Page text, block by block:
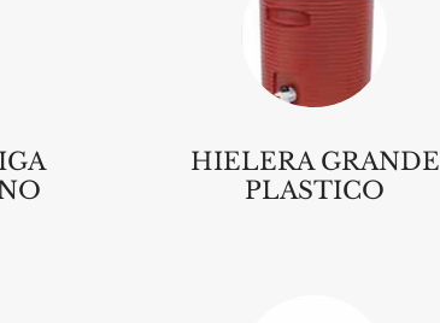
HIELERA GRANDE
PLASTICO